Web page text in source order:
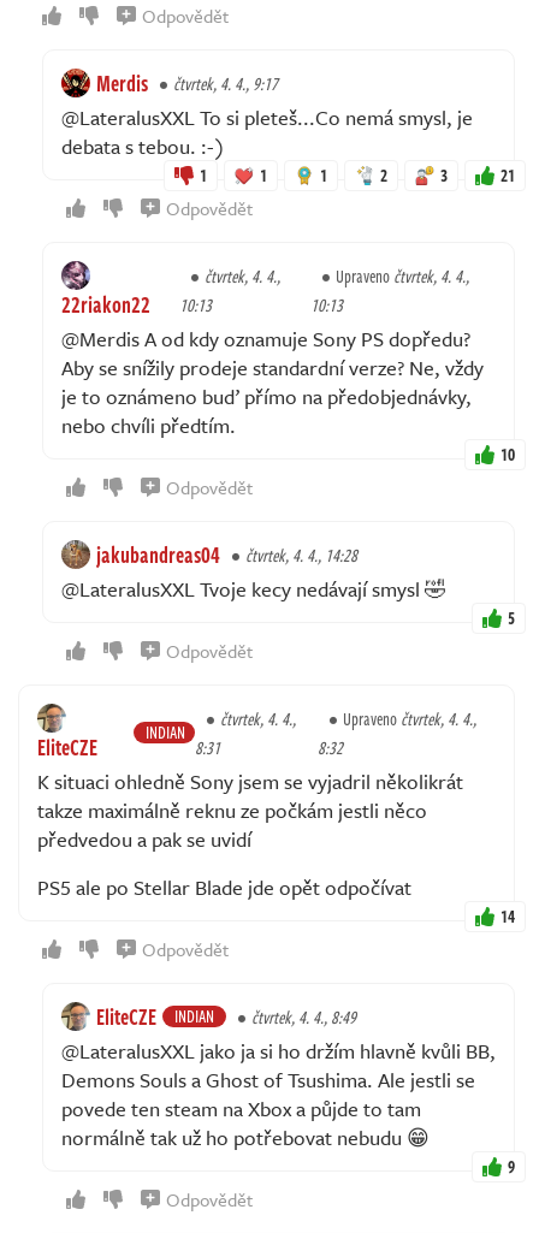
Odpovědět
Merdis čtvrtek, 4. 4., 9:17
@LateralusXXL To si pleteš...Co nemá smysl, je
debata s tebou. :⁠-⁠)
1 1 1 2 3 21
Odpovědět
22riakon22
čtvrtek, 4. 4.,
10:13
Upravenočtvrtek, 4. 4.,
10:13
@Merdis A od kdy oznamuje Sony PS dopředu?
Aby se snížily prodeje standardní verze? Ne, vždy
je to oznámeno buď přímo na předobjednávky,
nebo chvíli předtím.
10
Odpovědět
jakubandreas04 čtvrtek, 4. 4., 14:28
@LateralusXXL Tvoje kecy nedávají smysl 🤣
5
Odpovědět
EliteCZE INDIAN
čtvrtek, 4. 4.,
8:31
Upravenočtvrtek, 4. 4.,
8:32
K situaci ohledně Sony jsem se vyjadril několikrát
takze maximálně reknu ze počkám jestli něco
předvedou a pak se uvidí
PS5 ale po Stellar Blade jde opět odpočívat
14
Odpovědět
EliteCZE INDIAN čtvrtek, 4. 4., 8:49
@LateralusXXL jako ja si ho držím hlavně kvůli BB,
Demons Souls a Ghost of Tsushima. Ale jestli se
povede ten steam na Xbox a půjde to tam
normálně tak už ho potřebovat nebudu 😁
9
Odpovědět